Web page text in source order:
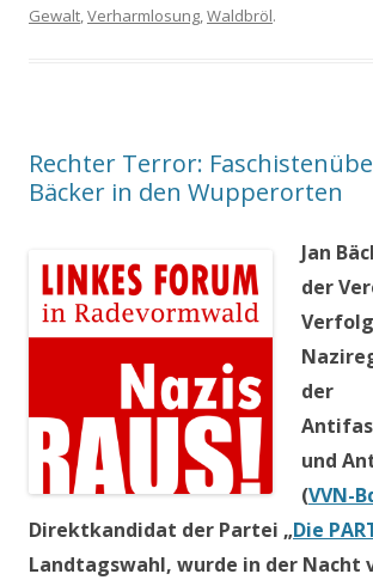
Gewalt,Verharmlosung,Waldbröl.
Rechter Terror:
Bäcker in den Wupperorten
Jan
der
der
und
(VVN-
Direktkandidat der Partei „Die
Landtagswahl, wurde in der Nacht